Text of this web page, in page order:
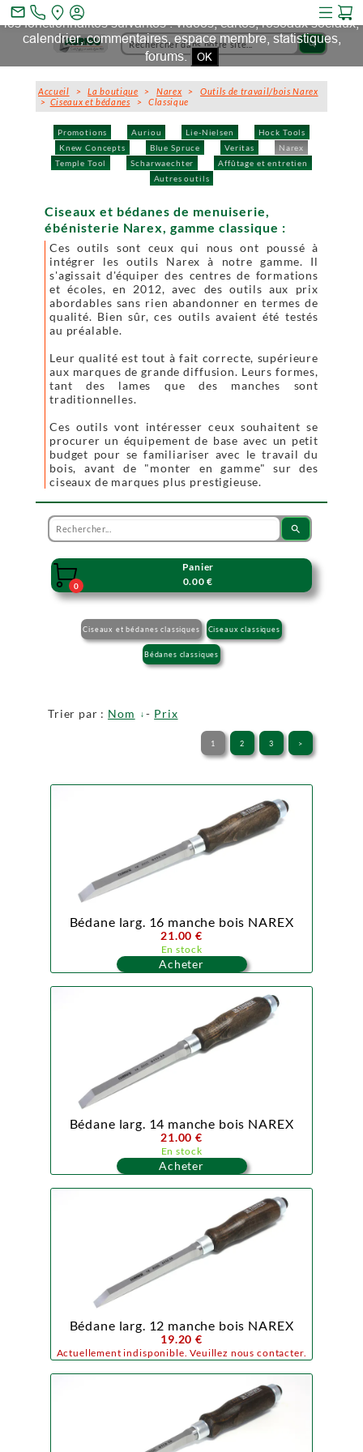
search
Promotions Auriou Lie-Nielsen
Hock Tools
Knew Concepts
Blue Spruce Veritas
Narex
Temple Tool
Scharwaechter
Affûtage et entretien
Autres outils
Accueil >La boutique >Narex >Outils de travail/bois Narex
> Ciseaux et bédanes > Classique
Ciseaux et bédanes de menuiserie,
ébénisterie Narex, gamme classique :
Ces outils sont ceux qui nous ont poussé à
intégrer les outils Narex à notre gamme. Il
s'agissait d'équiper des centres de formations
et écoles, en 2012, avec des outils aux prix
abordables sans rien abandonner en termes de
qualité. Bien sûr, ces outils avaient été testés
au préalable.
Leur qualité est tout à fait correcte, supérieure
aux marques de grande diffusion. Leurs formes,
tant des lames que des manches sont
traditionnelles.
Ces outils vont intéresser ceux souhaitent se
procurer un équipement de base avec un petit
budget pour se familiariser avec le travail du
bois, avant de "monter en gamme" sur des
ciseaux de marques plus prestigieuse.
search

0
Panier
0.00 €
Ciseaux et bédanes classiques Ciseaux classiques
Bédanes classiques
Trier par : Nom - Prix
1 2 3 >
Bédane larg. 16 manche bois NAREX
21.00 €
En stock
Acheter
Bédane larg. 14 manche bois NAREX
21.00 €
En stock
Acheter
Bédane larg. 12 manche bois NAREX
19.20 €
Actuellement indisponible. Veuillez nous contacter.
mail_outline
Ce site et des sites tiers qu'il utilise collectent des cookies pour
les fonctionnalités suivantes : vidéos, cartes, réseaux sociaux,
calendrier, commentaires, espace membre, statistiques,
forums. OK